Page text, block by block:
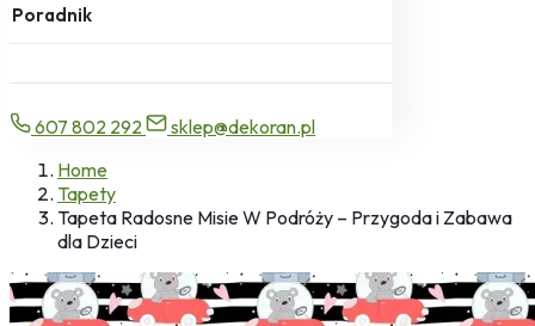
Poradnik
607 802 292
sklep@dekoran.pl
Home
Tapety
Tapeta Radosne Misie W Podróży – Przygoda i Zabawa
dla Dzieci